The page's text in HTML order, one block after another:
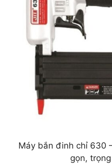
Máy bắn đinh chỉ 630
gọn,